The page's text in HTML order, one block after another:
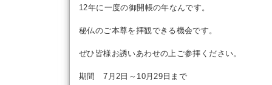
12年に一度の御開帳の年なんです。
秘仏のご本尊を拝観できる機会です。
ぜひ皆様お誘いあわせの上ご参拝ください。
期間 7月2日～10月29日まで